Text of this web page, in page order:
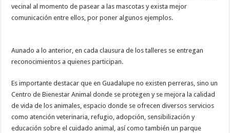
vecinal al momento de pasear a las mascotas y exista mejor
comunicación entre ellos, por poner algunos ejemplos.
Aunado a lo anterior, en cada clausura de los talleres se entregan
reconocimientos a quienes participan.
Es importante destacar que en Guadalupe no existen perreras, sino un
Centro de Bienestar Animal donde se protegen y se mejora la calidad
de vida de los animales, espacio donde se ofrecen diversos servicios
como atención veterinaria, refugio, adopción, sensibilización y
educación sobre el cuidado animal, así como también un parque